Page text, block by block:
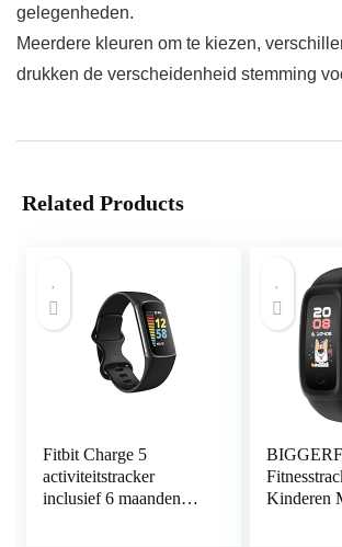
gelegenheden.
Meerdere kleuren om te kiezen,
drukken de verscheidenheid stemming
Related Products
Fitbit Charge 5
activiteitstracker
inclusief 6 maanden
Kinderen